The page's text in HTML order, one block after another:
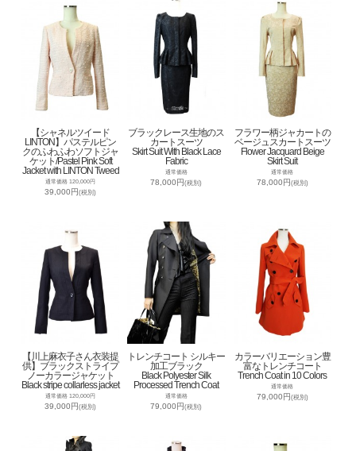
【シャネルツイード
LINTON】パステルピン
クのふわふわソフトジャ
ケット/Pastel Pink Soft
Jacket with LINTON Tweed
通常価格 120,000円
39,000円(税別)
ブラックレース生地のス
カートスーツ
Skirt Suit With Black Lace
Fabric
通常価格
78,000円(税別)
フラワー柄ジャカートの
ベージュスカートスーツ
Flower Jacquard Beige
Skirt Suit
通常価格
78,000円(税別)
【川上麻衣子さん衣装提
供】ブラックストライプ
ノーカラージャケット
Black stripe collarless jacket
通常価格 120,000円
39,000円(税別)
トレンチコート シルキー
加工ブラック
Black Polyester Silk
Processed Trench Coat
通常価格
79,000円(税別)
カラーバリエーション豊
富なトレンチコート
Trench Coat in 10 Colors
通常価格
79,000円(税別)